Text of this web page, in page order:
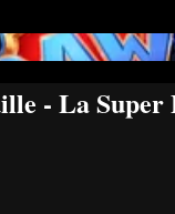
- La Super